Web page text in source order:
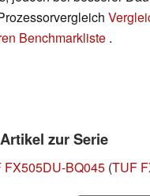
Benchmarkliste .
zur Serie
FX505DU-BQ045 (TUF